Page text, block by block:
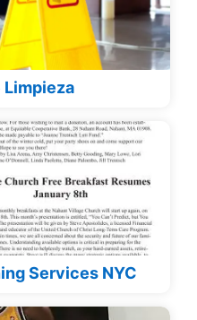
Limpieza
Services NYC